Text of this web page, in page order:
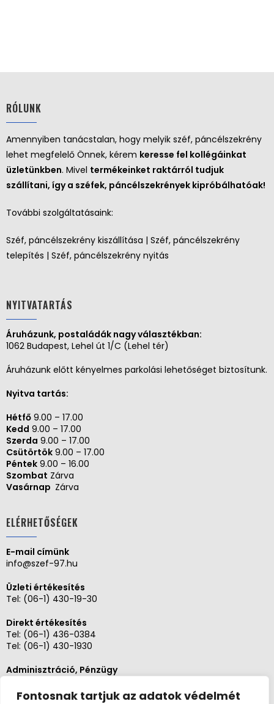
Fontosnak tartjuk az adatok védelmét
RÓLUNK
Amennyiben tanácstalan, hogy melyik széf, páncélszekrény
lehet megfelelő Önnek, kérem keresse fel kollégáinkat
üzletünkben. Mivel termékeinket raktárról tudjuk
szállítani, így a széfek, páncélszekrények kipróbálhatóak!
További szolgáltatásaink:
Széf, páncélszekrény kiszállítása | Széf, páncélszekrény
telepítés | Széf, páncélszekrény nyitás
NYITVATARTÁS
Áruházunk, postaládák nagy választékban:
1062 Budapest, Lehel út 1/C (Lehel tér)
Áruházunk előtt kényelmes parkolási lehetőséget biztosítunk.
Nyitva tartás:
Hétfő 9.00 – 17.00
Kedd 9.00 – 17.00
Szerda 9.00 – 17.00
Csütörtök 9.00 – 17.00
Péntek 9.00 – 16.00
Szombat Zárva
Vasárnap Zárva
ELÉRHETŐSÉGEK
E-mail címünk
info@szef-97.hu
Üzleti értékesítés
Tel: (06-1) 430-19-30
Direkt értékesítés
Tel: (06-1) 436-0384
Tel: (06-1) 430-1930
Adminisztráció, Pénzügy